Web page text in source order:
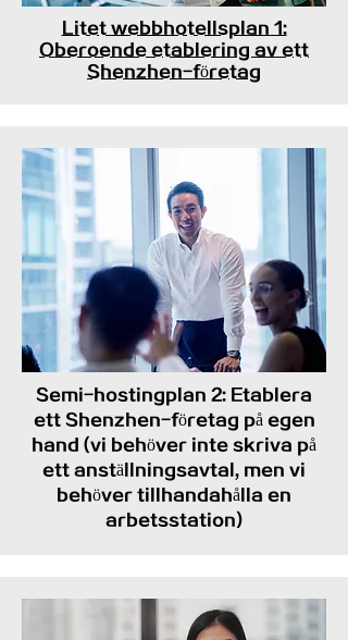
Litet webbhotellsplan 1:
Oberoende etablering av ett
Shenzhen-företag
Semi-hostingplan 2: Etablera
ett Shenzhen-företag på egen
hand (vi behöver inte skriva på
ett anställningsavtal, men vi
behöver tillhandahålla en
arbetsstation)